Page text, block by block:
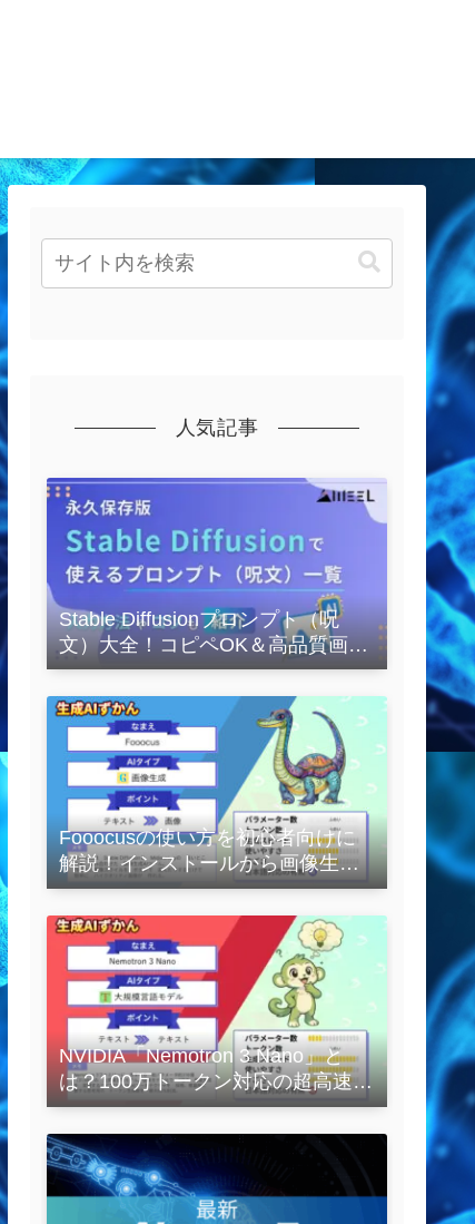
人気記事
Stable Diffusionプロンプト（呪
文）大全！コピペOK＆高品質画像
を作るコツの完全保存版
Fooocusの使い方を初心者向けに
解説！インストールから画像生成
の実践まで紹介
NVIDIA「Nemotron 3 Nano」と
は？100万トークン対応の超高速
LLMを徹底解説